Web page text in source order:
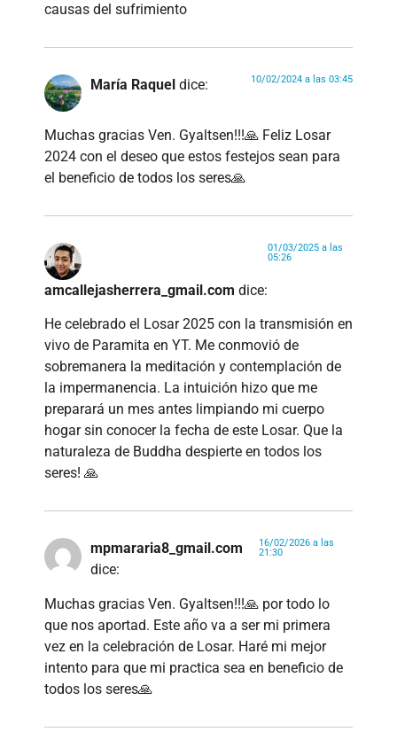
causas del sufrimiento
María Raquel dice: 10/02/2024 a las 03:45
Muchas gracias Ven. Gyaltsen!!!🙏 Feliz Losar
2024 con el deseo que estos festejos sean para
el beneficio de todos los seres🙏
amcallejasherrera_gmail.com dice:
01/03/2025 a las
05:26
He celebrado el Losar 2025 con la transmisión en
vivo de Paramita en YT. Me conmovió de
sobremanera la meditación y contemplación de
la impermanencia. La intuición hizo que me
preparará un mes antes limpiando mi cuerpo
hogar sin conocer la fecha de este Losar. Que la
naturaleza de Buddha despierte en todos los
seres! 🙏
mpmararia8_gmail.com
dice:
16/02/2026 a las
21:30
Muchas gracias Ven. Gyaltsen!!!🙏 por todo lo
que nos aportad. Este año va a ser mi primera
vez en la celebración de Losar. Haré mi mejor
intento para que mi practica sea en beneficio de
todos los seres🙏